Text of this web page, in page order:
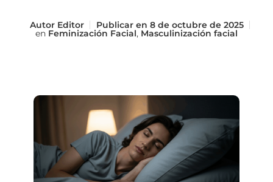
AutorEditor Publicar en 8 de octubre de 2025
en Feminización Facial, Masculinización facial